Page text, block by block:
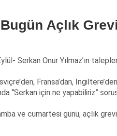
Açlık
Serkan Onur Yılmaz’ın
Fransa’dan,
“Serkan için ne yapabiliriz”
ve cumartesi günü, açlık